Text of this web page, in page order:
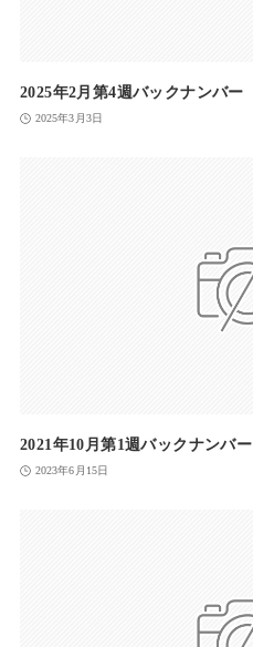
2025年2月第4週バックナンバー
2025年3月3日
2021年10月第1週バックナンバー
2023年6月15日